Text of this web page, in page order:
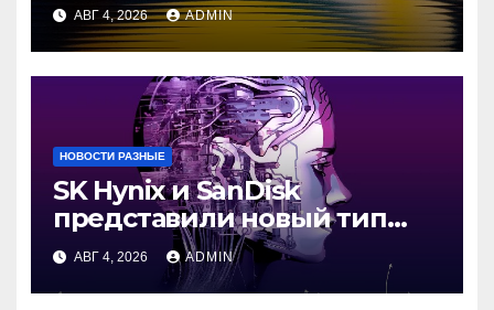
АВГ 4, 2026 ADMIN
НОВОСТИ РАЗНЫЕ
SK Hynix и SanDisk
представили новый тип
промежуточной памяти
АВГ 4, 2026 ADMIN